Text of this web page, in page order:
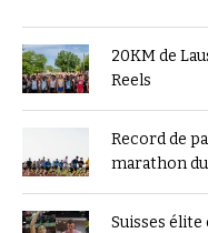
20KM de
Reels
Record de
marathon
Suisses élite